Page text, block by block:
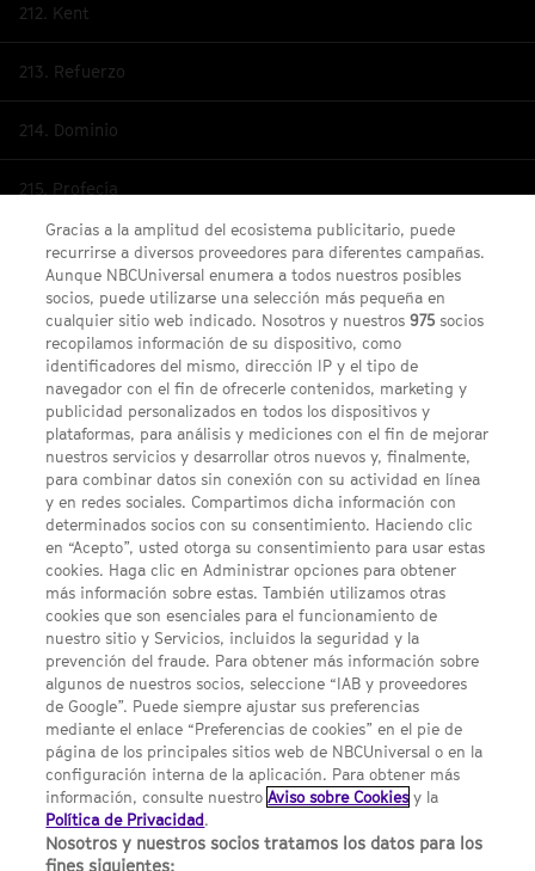
212. Kent
213. Refuerzo
214. Dominio
215. Profecía
216. Final
Síguenos
FACEBOOK
TWITTER
YOUTUBEINSTAGRAM
ENLACES DE INTERÉS
Acerca de SYFY
Condiciones Generales de Uso
Opciones de Anuncios
Política de privacidad
UNA DIVISIÓN DE NBCUNIVERSAL
NBCUNIVERSAL
Contáctanos por email: contact.SYFYSpain@nbcuni.com
Gracias a la amplitud del ecosistema publicitario, puede
recurrirse a diversos proveedores para diferentes campañas.
Aunque NBCUniversal enumera a todos nuestros posibles
socios, puede utilizarse una selección más pequeña en
cualquier sitio web indicado. Nosotros y nuestros975 socios
recopilamos información de su dispositivo, como
identificadores del mismo, dirección IP y el tipo de
navegador con el fin de ofrecerle contenidos, marketing y
publicidad personalizados en todos los dispositivos y
plataformas, para análisis y mediciones con el fin de mejorar
nuestros servicios y desarrollar otros nuevos y, finalmente,
para combinar datos sin conexión con su actividad en línea
y en redes sociales. Compartimos dicha información con
determinados socios con su consentimiento. Haciendo clic
en “Acepto”, usted otorga su consentimiento para usar estas
cookies. Haga clic en Administrar opciones para obtener
más información sobre estas. También utilizamos otras
cookies que son esenciales para el funcionamiento de
nuestro sitio y Servicios, incluidos la seguridad y la
prevención del fraude. Para obtener más información sobre
algunos de nuestros socios, seleccione “IAB y proveedores
de Google”. Puede siempre ajustar sus preferencias
mediante el enlace “Preferencias de cookies” en el pie de
página de los principales sitios web de NBCUniversal o en la
configuración interna de la aplicación. Para obtener más
información, consulte nuestroAviso sobre Cookies y la
Política de Privacidad.
Nosotros y nuestros socios tratamos los datos para los
fines siguientes: